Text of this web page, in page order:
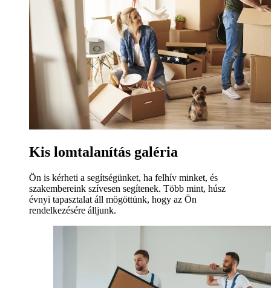
Kis lomtalanítás galéria
Ön is kérheti a segítségünket, ha felhív minket, és
szakembereink szívesen segítenek. Több mint, húsz
évnyi tapasztalat áll mögöttünk, hogy az Ön
rendelkezésére álljunk.